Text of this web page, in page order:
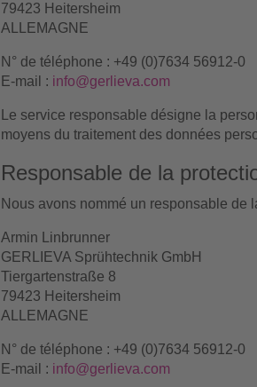
79423 Heitersheim
ALLEMAGNE
N° de téléphone : +49 (0)7634 56912-0
E-mail : info@gerlieva.com
Le service responsable désigne la
moyens du traitement des données
Responsable de la
Nous avons nommé un responsable de
Armin Linbrunner
GERLIEVA Sprühtechnik GmbH
Tiergartenstraße 8
79423 Heitersheim
ALLEMAGNE
N° de téléphone : +49 (0)7634 56912-0
E-mail : info@gerlieva.com